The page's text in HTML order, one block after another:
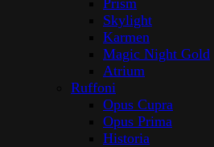
Prism
Skylight
Karmen
Magic Night Gold
Atrium
Ruffoni
Opus Cupra
Opus Prima
Historia